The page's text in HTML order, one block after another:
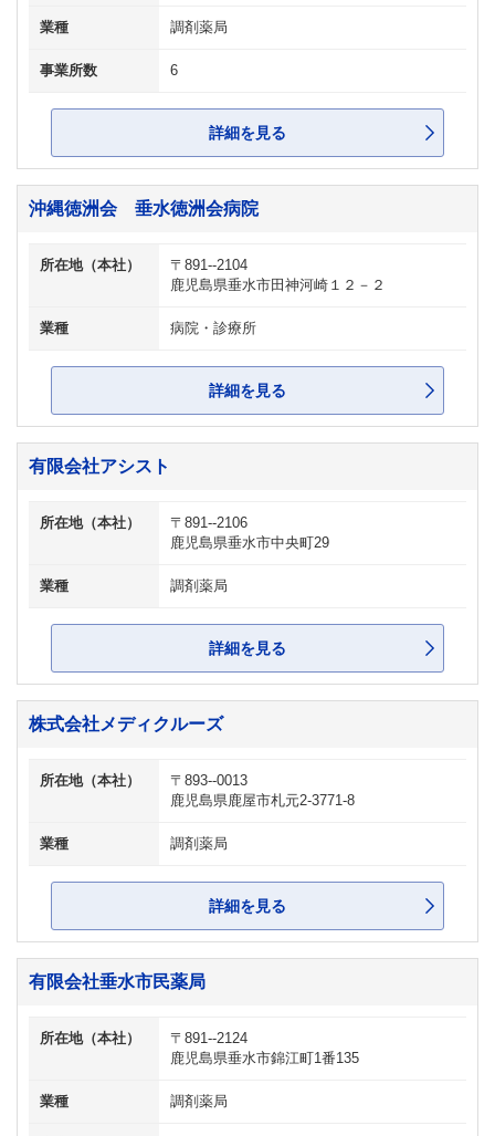
業種 調剤薬局
事業所数 6
詳細を見る
沖縄徳洲会 垂水徳洲会病院
所在地（本社）
〒891--2104
鹿児島県垂水市田神河崎１２－２
業種 病院・診療所
詳細を見る
有限会社アシスト
所在地（本社）
〒891--2106
鹿児島県垂水市中央町29
業種 調剤薬局
詳細を見る
株式会社メディクルーズ
所在地（本社）
〒893--0013
鹿児島県鹿屋市札元2-3771-8
業種 調剤薬局
詳細を見る
有限会社垂水市民薬局
所在地（本社）
〒891--2124
鹿児島県垂水市錦江町1番135
業種 調剤薬局